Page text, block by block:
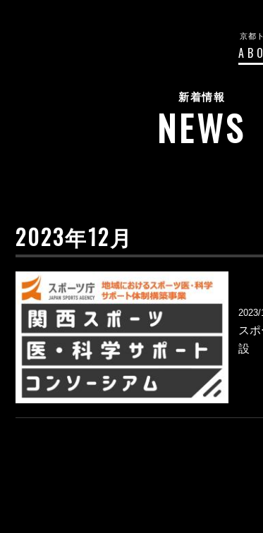
京都
新着情報
NEWS
2023年12月
2023/
ス
設